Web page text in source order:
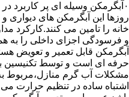
۰آبگرمکن وسیله ای پر
روزها این آبگرمکن های دیواری
خانه را تامین می کنند.کارکرد
و فرسودگی اجزای داخلی را به
آبگرمکن قابل تعمیر و تعویض
حرفه ای است و توسط تکنیسین
مشکلات آب گرم منازل،مربوط
اشتباه ساده در تنظیم حرارت می